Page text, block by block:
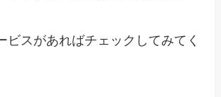
ビスがあればチェックしてみてく